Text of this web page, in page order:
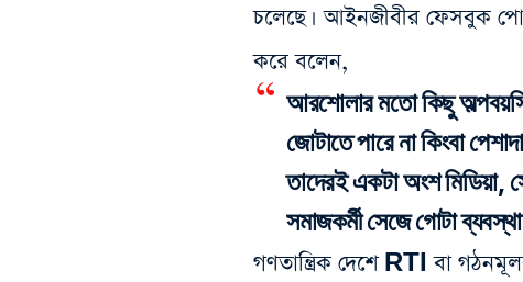
চলেছে। আইনজীবীর ফেসবুক
করে বলেন,
আরশোলার মতো কিছু
জোটাতে পারে না কিংবা
তাদেরই একটা অংশ মিডিয়া,
সমাজকর্মী সেজে গোটা
গণতান্ত্রিক দেশে RTI বা